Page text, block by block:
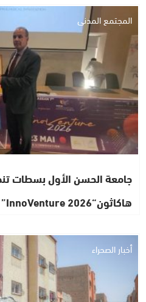
المجتمع المدني
جامعة الحسن الأول بسطات
هاكاثون“InnoVenture 2026” لتعزيز الابتكار…
أخبار الصحراء